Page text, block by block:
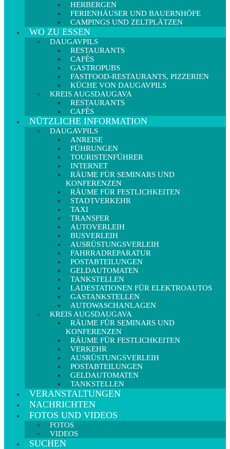
HERBERGEN
FERIENHÄUSER UND BAUERNHÖFE
CAMPINGS UND ZELTPLÄTZEN
WO ZU ESSEN
DAUGAVPILS
RESTAURANTS
CAFÉS
GASTROPUBS
FASTFOOD-RESTAURANTS, PIZZERIEN
KÜCHE VON DAUGAVPILS
KREIS AUGSDAUGAVA
RESTAURANTS
CAFÉS
NÜTZLICHE INFORMATION
DAUGAVPILS
ANREISE
FÜHRUNGEN
TOURISTENFÜHRER
INTERNET
RÄUME FÜR SEMINARS UND
KONFERENZEN
RÄUME FÜR FESTLICHKEITEN
STADTVERKEHR
TAXI
TRANSFER
AUTOVERLEIH
BUSVERLEIH
AUSRÜSTUNGSVERLEIH
FAHRRADREPARATUR
POSTABTEILUNGEN
GELDAUTOMATEN
TANKSTELLEN
LADESTATIONEN FÜR ELEKTROAUTOS
GASTANKSTELLEN
AUTOWASCHANLAGEN
KREIS AUGSDAUGAVA
RÄUME FÜR SEMINARS UND
KONFERENZEN
RÄUME FÜR FESTLICHKEITEN
VERKEHR
AUSRÜSTUNGSVERLEIH
POSTABTEILUNGEN
GELDAUTOMATEN
TANKSTELLEN
VERANSTALTUNGEN
NACHRICHTEN
FOTOS UND VIDEOS
FOTOS
VIDEOS
SUCHEN